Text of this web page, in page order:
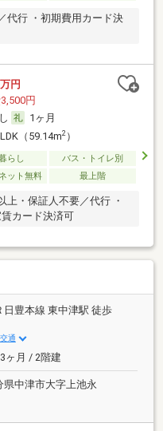
代行 ・初期費用カード決
万円
円
1ヶ月
（59.14m2）
らし
バス・トイレ別
ット無料 最上階
上・保証人不要／代行 ・
カード決済可
日豊本線 東中津駅 徒歩
通
ヶ月 / 2階建
県中津市大字上池永